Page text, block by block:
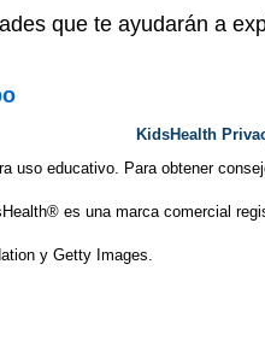
que te ayudarán a
KidsHealth
uso educativo. Para obtener
es una marca comercial
y Getty Images.